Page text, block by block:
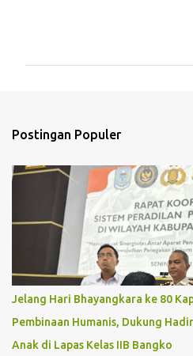
r
Postingan Populer
Jelang Hari Bhayangkara ke 80
Pembinaan Humanis, Dukung
Anak di Lapas Kelas IIB Bangko